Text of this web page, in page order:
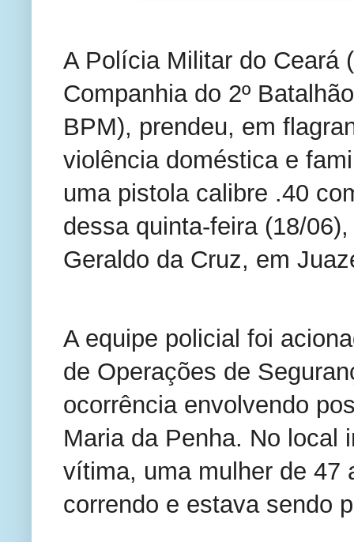
A Polícia Militar do Ceará
Companhia do 2º
BPM), prendeu, em
violência doméstica e
uma pistola calibre .40
dessa quinta-feira (18/
Geraldo da Cruz, em
A equipe policial foi
de Operações de
ocorrência envolvendo
Maria da Penha. No local
vítima, uma mulher de 47
correndo e estava sendo